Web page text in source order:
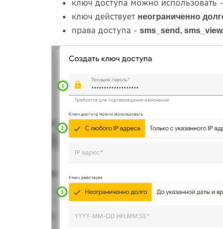
ключ доступа можно использовать -
ключ действует неограниченно
права доступа - sms_send,